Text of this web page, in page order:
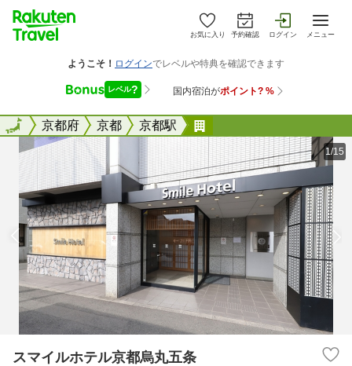
お気に入り 予約確認 ログイン メニュー
全国京都府 京都 京都駅
全国
1/15
スマイルホテル京都烏丸五条